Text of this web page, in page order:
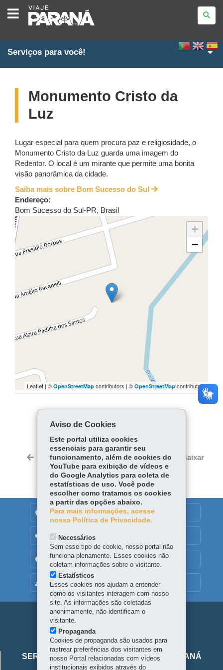
VIAJE
PARANÁ
Serviços para você!
Monumento Cristo da
Luz
Lugar especial para quem procura paz e religiosidade, o
Monumento Cristo da Luz guarda uma imagem do
Redentor. O local é um mirante que permite uma bonita
visão panorâmica da cidade.
Saiba mais sobre Bom Sucesso do Sul
Endereço:
Bom Sucesso do Sul-PR, Brasil
+
−
Leaflet | © OpenStreetMap contributors | © OpenStreetMap contributors
Twitter
Voltar Início Imprimir Baixar
MAPA DO SITE
DENUNCIE CORRUPÇÃO
OUVIDORIA
TRANSPARÊNCIA INSTITUCIONAL
Navegação
principal
Viaje
SERVIÇO SOCIAL AUTÔNOMO VIAJE PARANÁ
Aviso de Cookies
Este portal utiliza cookies
essenciais para garantir seu
funcionamento, além de cookies do
YouTube para exibição de vídeos e
do Google Analytics para coleta de
estatísticas de uso. Você pode
escolher como tratamos os cookies
a partir das opções abaixo.
Para mais informações, acesse
nossa Política de Privacidade.
Necessários
Sem esse tipo de cookie, nosso portal não
funciona plenamente. Esses cookies não
coletam informações sobre o visitante.
Estatísticos
Esses cookies nos ajudam a entender
como os visitantes interagem com nosso
site. As informações são coletadas
anonimamente, não identificam o
visitante.
Propaganda
Cookies de propaganda são usados para
rastrear preferências dos visitantes em
nosso Portal relacionadas com vídeos
institucionais exibidos através do